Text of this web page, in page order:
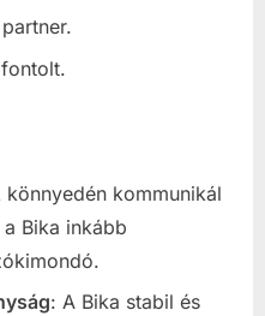
könnyedén kommunikál
Bika inkább
: A Bika stabil és